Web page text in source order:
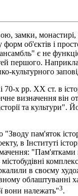
замки,
об'єктів і
є не
першого.
культурного
х рр. XX ст. в
визначення він
та культури".
пам'яток
в Інституті
"Пам'ятками
в своєму
облаштуванні
вони належать"3.